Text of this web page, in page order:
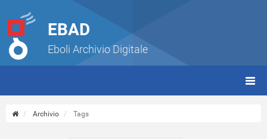
EBAD
Eboli Archivio Digitale
Archivio Tags